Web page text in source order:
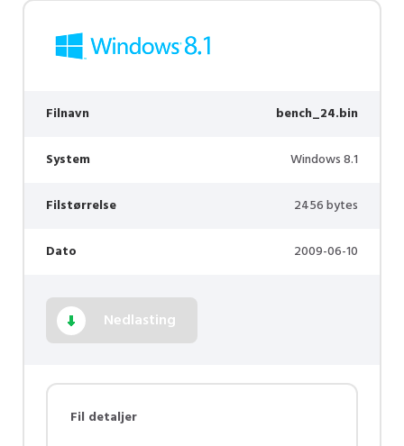
Filnavn bench_24.bin
System Windows 8.1
Filstørrelse 2456 bytes
Dato 2009-06-10
Nedlasting
Fil detaljer